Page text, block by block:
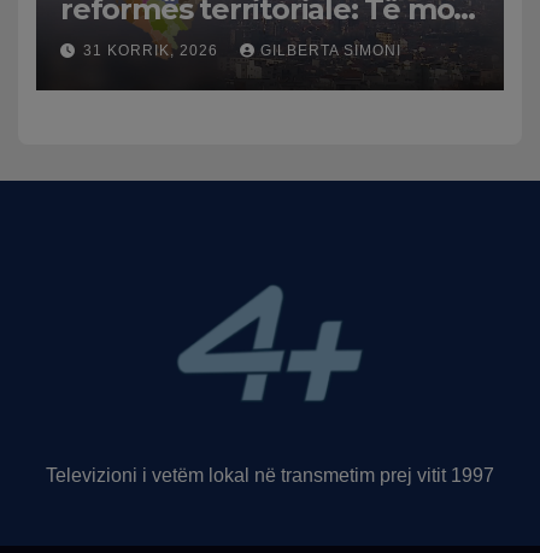
reformës territoriale: Të mos
humbasim identitetin e
qytetit
31 KORRIK, 2026 GILBERTA SIMONI
Televizioni i vetëm lokal në transmetim prej vitit 1997